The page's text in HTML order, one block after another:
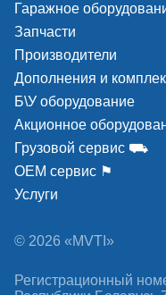
Гаражное
Запчасти
Производители
Дополнения и
Б\У оборудование
Акционное
Грузовой сервис ⛟
ОЕМ сервис ⚑
Услуги
© 2026 «MVTI»
Регистрационный